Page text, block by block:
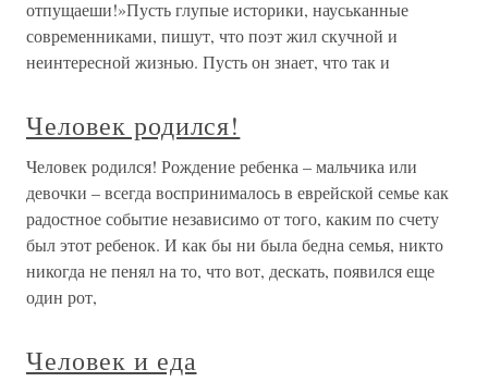
отпущаеши!»Пусть глупые историки, науськанные
современниками, пишут, что поэт жил скучной и
неинтересной жизнью. Пусть он знает, что так и
Человек родился!
Человек родился! Рождение ребенка – мальчика или
девочки – всегда воспринималось в еврейской семье как
радостное событие независимо от того, каким по счету
был этот ребенок. И как бы ни была бедна семья, никто
никогда не пенял на то, что вот, дескать, появился еще
один рот,
Человек и еда